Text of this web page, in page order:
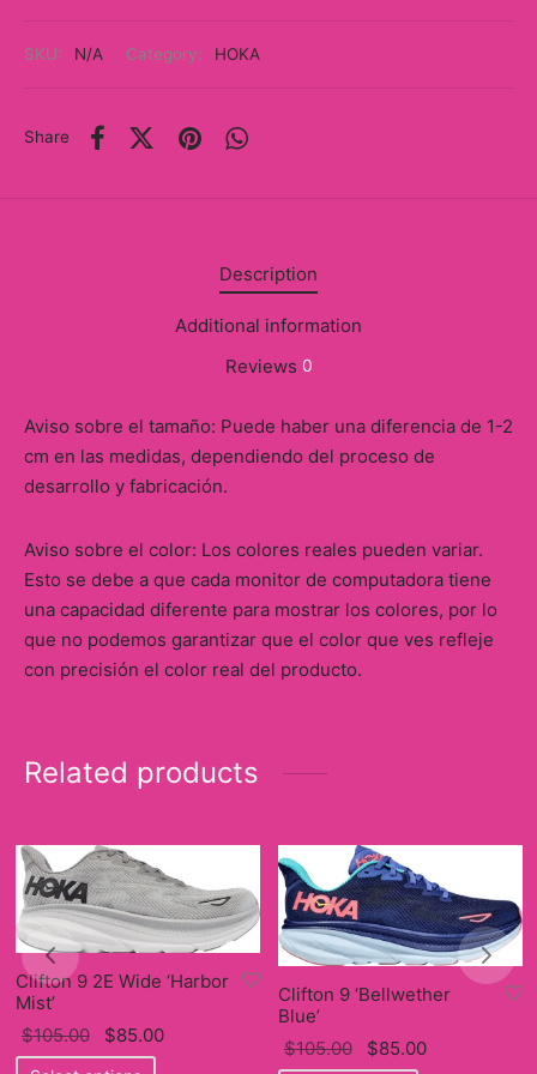
SKU: N/A Category: HOKA
Share
Description
Additional information
Reviews 0
Aviso sobre el tamaño: Puede haber una diferencia de 1-2
cm en las medidas, dependiendo del proceso de
desarrollo y fabricación.
Aviso sobre el color: Los colores reales pueden variar.
Esto se debe a que cada monitor de computadora tiene
una capacidad diferente para mostrar los colores, por lo
que no podemos garantizar que el color que ves refleje
con precisión el color real del producto.
Related products
Clifton 9 2E Wide ‘Harbor
Mist’
$105.00
Original
price
$85.00
This
Clifton 9 ‘Bellwether
Blue’
$105.00
Original
$85.00
al Momento